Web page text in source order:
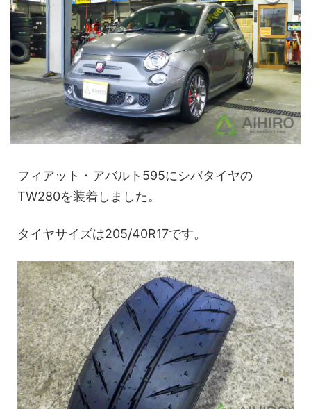
フィアット・アバルト595にシバタイヤの
TW280を装着しました。
タイヤサイズは205/40R17です。